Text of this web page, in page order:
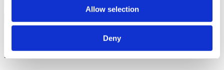
Allow selection
Deny